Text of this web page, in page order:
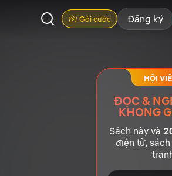
Gói cước Đăng ký
HỘI
ĐỌC &
KHÔNG
Sách này và
điện tử,